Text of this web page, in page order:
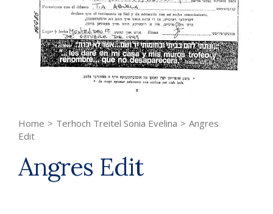
Home > Terhoch Treitel Sonia Evelina > Angres
Edit
Angres Edit